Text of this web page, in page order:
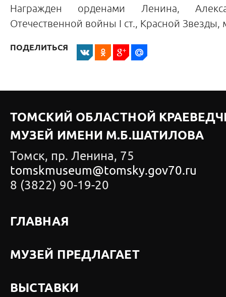
Награжден орденами Ленина,
Отечественной войны I ст., Красной Звезды,
ПОДЕЛИТЬСЯ
ТОМСКИЙ ОБЛАСТНОЙ
МУЗЕЙ ИМЕНИ М.Б.ШАТИЛОВА
Томск, пр. Ленина, 75
tomskmuseum@tomsky.gov70.ru
8 (3822) 90-19-20
ГЛАВНАЯ
МУЗЕЙ ПРЕДЛАГАЕТ
ВЫСТАВКИ